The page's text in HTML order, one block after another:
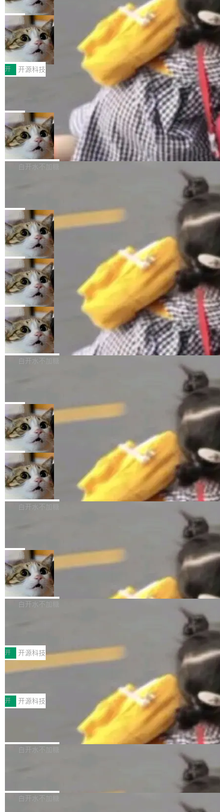
（<a href="https://bugzilla.mozilla.org/show_
bug.cgi?id=204...
orkers 跑了十年 Isolate。用 CEO Matthew Pri
nce 的话说：「我们一生都在用 Isolate 运行代
码，而 AI Agent 不需要容器，它们需要的是 Iso
late。」 容器为什么不合适 容器的问题在于启动
和销毁都太重了。一个 Agent 要执行的任务可能
只需要几毫秒的 CPU 时间，但容器从冷启动到
就绪要花数秒。如果未来有十...
诉讼，称“Apple is getting this wron
g”
上个月，苹果一纸诉状把 OpenAI 告上法庭，指
控其挖角苹果前员工并窃取商业秘密。苹果的诉
状把 OpenAI 描述成一个系统性地从前东家挖
人、套取机密信息的对手。 OpenAI 没发律师
函，也没选择庭外沉默。它在官网贴了一篇博
文，标题只有六个字：Apple is getting this wro
ng。 然后，它把邮件往来和 iMessage 聊天记
录全贴了出来。 他发错人了 苹果外部律师 Gabr
iel Gross 来自 Weil 律所，2 月 23 日下午 5:53
给 OpenAI 总法律顾问 Che Chang 发了封邮
件，附了一封长信，要求 OpenAI 配合调查前苹
果员工带走机密信...
局
HUAWEI MatePad Edge上架WorkBu
ddy鸿蒙PC版，说话就能干活的AI办公
搭子
全能AI工作台WorkBuddy鸿蒙PC版上架HUAWE
I MatePad Edge应用市场，直接下载即可使
用，与鸿蒙电脑上的体验一致。值得一提的是，
这是目前市面上唯一支持平板接入WorkBuddy P
C版的产品，搭载“人机双写”重磅功能——你写
你的，AI写AI的，同屏协作互不干扰。一句话让
AI帮你干活，现在开启全新体验！ 温馨提示：
体验WorkBuddy鸿蒙PC版前，请将 HUAWEI M
atePad Edge 升级至 HarmonyOS 6.1.0.135S
P9 patch03及以上版本。 *升级路径：设置 > 搜
开 开源科技
FFmpeg 9.0 发布：代号“Lei”，以此纪
全球知名开源多媒体框架 FFmpeg 今天正式发
布了 9.0 版本。这个版本除了带来新一代音视频
处理能力和硬件加速支持之外，还有一个特殊之
处：FFmpeg 9.0 的代号是“Lei”。 这个名字，
来自中国开发者雷霄骅（Lei Xiaohua）。 对于
很多中国音视频开发者而言，这个名字并不陌
“启蒙老师”。 而今年，恰好是雷霄骅离世十周
年。FFmpeg 社区最终选择用一个大版本的名
字，留下了这份纪念。 雷霄骅曾是中国传媒大学
数字电视技术方向的博士生，长期从事视频、音
频技...
局
亚马逊成本失控：AI 写代码烧掉 1215
万元，超预算 860%
外媒近日曝光了亚马逊的多份内部报告显示，AI
导致公司在多个项目上超支。《金融时报》报道
编写程序，目标是完成电商平台作者信息与商品
列表的数据匹配 —— 一项常规的数据处理任
务，最终却产生了 180 万美元的账单，实际支出
超出原定预算 860%。 更令人意外的是，该项目
最终并未成功落地，而高额算力消耗持续运行长
达 5 个月，公司直到财务对账时才察觉异常。这
意味着一个无人看管的 AI 程序，在近半年时间
里日夜不停地"烧钱"。 复盘显示，...
白开水不加糖
e CEO Clément Delangue 在 CNBC 的采访里
没有拐弯抹角。他说中国正在赢得 AI 竞赛，而
且按目前的速度，中国 AI 工具预计在今年底或
2027 年就能追上美国前沿实验室的水平。 Dela
ngue 把原因归结为一件事：开放协作。中国的
AI 开发者在一个共享和协作的生态里加速迭代，
而美国模型厂商在"闭门造车"。他的原话是 "buil
ding in silos"——各自为战，互不通气。 这个判
断从他嘴里说出来分量不同。Hugging Face 是
全球最大的开源 AI 平台，上面跑着上百万个模
型。谁在开源赛道上领先，...
局
当 AI agent 把源码变成了最好的扩展系
统，开发者工具必须开源
五年前，David Crawshaw 问过很多软件工程师
一个问题：你写过什么给自己用的程序？答案几
乎都是没有。工程师们整天用别人写的程序写程
序给别人用。偶尔有人自己写个博客系统、智能
家居控制、家庭实验室，都算稀奇事。 Crawsh
aw 是 Shelley 的作者，一个开源 AI coding age
nt。他最近在博客上写了一篇文章，核心论点很
简单：开发者工具必须开源。 理由不是传统的自
由软件情怀，而是一个跟 AI agent 直接相关的
技术判断。 两行 prompt 就能个性化任何软件 C
局
DeepSeek Harness 宣布内测邀请，全
网最大规模开源 Agent 路演现场诞生
一条内测招募帖，发出去的时候大概没人想到它
会变成一场开源 Agent 生态的路演。 8月1日，
DeepSeek Harness 团队负责人崔添翼（tiany
i）在 X 上发帖： 「如果你是 Agent Harness 相
关开源项目的开发者，希望参加 DeepSeek Har
ness 的内测，可以回复或私信联系我。请附上
Harness 负责把能力落到真实环境中——调用工
具、读写文件、管理上下文、处理错误、完成闭
环。崔添翼招人的标...
局
商汤 SenseNova U1.5-Lite-Preview
开源
商汤科技宣布面向社区开源轻量级统一多模态模
型的预览版本 SenseNova U1.5-Lite-Preview。
理解、推理、生成与编辑，还仅以 8B-MoT 的轻
量大小，将能力推进到4K、更精细的真实质感、
更复杂的视觉控制和可持续迭代编辑。 相比 U
1，U1.5-Lite-Preview 在以下方向上带来了显著
提升： 原生支持4K图像生成； 更精细的局部纹
理、细节与真实世界质感； 更准确的中英文文字
生成与复杂版式组织； 更稳定的图...
白开水不加糖
nap。这次是 hwctl——一个用来检查 Ubuntu
硬件认证状态的命令行工具。 Canonical 工程师
Alan Griffiths 在邮件列表中说得很直白：「hwc
tl 是一个 Ubuntu 专有的包，它和它的依赖项都
是 Ubuntu 专有的，不会用在其他发行版上。」
所以 deb 版本的受众实际上为零。既然只有 Ub
untu 用户在用，那用 snap 打包就没什么可纠结
的。 从 deb 到 snap 的迁移路径 hwctl 是 rust-
hwlib 硬件 API 库的一部分，命令行工具负责查
局
Dario Amodei 担心新人来 Anthropic
只为金钱，不为使命
顶级 AI 研究员在两家公司之间来回跳，中间只
隔了几天。 Lilian Weng 上周刚宣布因健康原因
离开 Thinking Machines Lab，说自己作为联合
创始人的角色「太累了」。几天后，The Inform
ation 就曝出她将重回 OpenAI，负责递归自我
改进方向的研究。她是 Thinking Machines 过
一在人才争夺战中失血的公司。六月，Google
连失两员大将：Noam Shazeer 去了 Op...
局
FFmpeg 9.0 发布
FFmpeg 9.0 现已发布，包含多项改进。官方更
新日志列出的 9.0 版本主要更新内容如下： 扩
er HE-AAC 960 解码 (DAB+) transpose_cuda
filter 添加 AMF Frame Rate Converter (vf_frc
_amf) filter SMPTE 2094-50 元数据支持和直
通 ProRes RAW VideoToolbox 硬件加速器 AP
V ...
白开水不加糖
Code 在 X 上发帖：「DeepSeek Flash did 8T
tokens on August 1st. 5T of free usage + 3T
on OpenCode Go.」79.8 万次浏览，连带着 #
DeepSeek一天消耗了8万亿# 上了微博热搜——
注意这是 OpenCode 一家的消耗。 OpenCode
不完。」5T 来自免费额度，3T 来自 Go...
局
NetBSD 11.0 正式发布
NetBSD 11.0 现已正式发布，这是 NetBSD 操
作系统的第十八个主要版本。 自 NetBSD 10.1
ve JH71XX 的设备，例如 VisionFive 2、PINE
64 STAR64，以及 QEMU。 增强了对 POSIX.1
-2024 和 C23 编程接口标准的兼容性。 compat
_linux(8) 增强了对 Linux 系统调用的支持，包
括 epoll（围绕 kqueue 实现）、POSIX 消息队
列、...
白开水不加糖
案
享会在上海举办。鸿蒙生态的全场景智慧营销平
台鲸鸿动能协同华为游戏中心，面向游戏行业开
发者及生态伙伴，系统呈现了平台在游戏领域的
完整能力版图——从IAP高价值用户的全周期经
营、到IAA游戏的“买变一体”正循环、再到联运与
广告协同的全链路经营闭环，以及面向全球市场
的出海增长布局。 华为终端云业务商业化销售负
责人在开场致辞中表示，游戏开发者的核心诉求
已不再是“多一个投放渠道”，而是一套能够持续
高质量游戏...
开 开源科技
技嘉X3D系列再添新成员 B850 AORU
面向AMD Ryzen X3D处理器玩家，技嘉X3D系
列主板阵容迎来新成员——B850 AORUS ELITE
X3D。作为面向主流高性能平台打造的全新主板
产品，B850 AORUS ELITE X3D延续技嘉在X3
D平台优化上的技术积累，旨在为游戏玩家带来
更稳定、更高效的装机选择。 B850 AORUS ELI
式2.0，可根据不同使用场景释放处理器潜力，
开 开源科技
Zadig v5.0 发布：AI 发布专员与 AI 审
我们团队这几天最大的卡点不是 AI 写得不够
好，是 AI 写得太好了。 好到审查排期从两天的
过 1528 名开发者，85% 说 AI 把瓶颈从写代码
白开水不加糖
数据库，有一个图形后端。作为一个原生的 Gra
白开水不加糖